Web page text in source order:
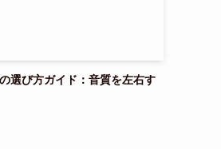
選び方ガイド：音質を左右す